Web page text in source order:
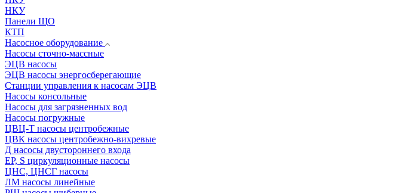
НКУ
Панели ЩО
КТП
Насосное оборудование
Насосы сточно-массные
ЭЦВ насосы
ЭЦВ насосы энергосберегающие
Станции управления к насосам ЭЦВ
Насосы консольные
Насосы для загрязненных вод
Насосы погружные
ЦВЦ-Т насосы центробежные
ЦВК насосы центробежно-вихревые
Д насосы двустороннего входа
EP, S циркуляционные насосы
ЦНС, ЦНСГ насосы
ЛМ насосы линейные